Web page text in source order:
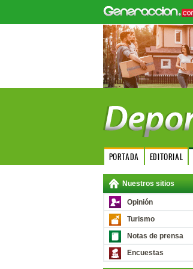
PORTADA EDITORIAL
Nuestros sitios
Opinión
Turismo
Notas de prensa
Encuestas